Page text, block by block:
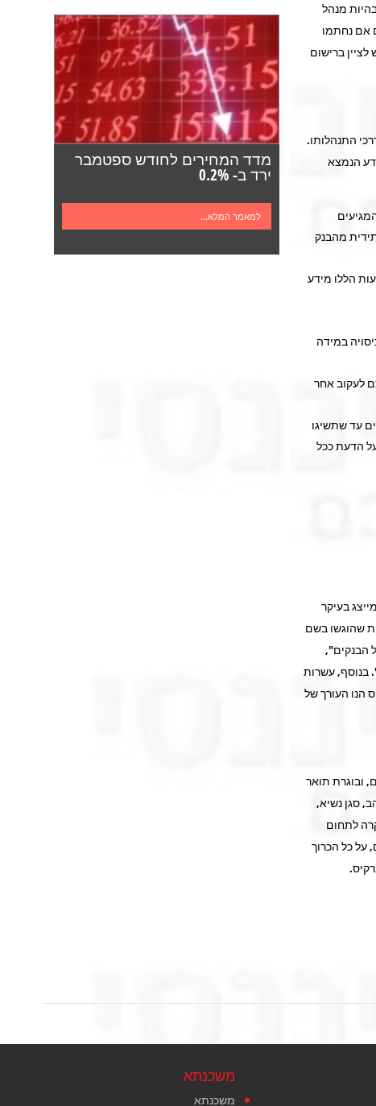
מדד המחירים לחודש ספטמבר
ירד ב- 0.2%
למאמר המלא...
מנהל
אם נחתמו
ברישום
התנהלותו.
הנמצא
מהבנק
הללו מידע
במידה
לעקוב אחר
עד שתשיגו
הדעת ככל
בעיקר
שהוגשו בשם
הבנקים",
בנוסף, עשרות
הנו העורך של
ובוגרת תואר
סגן נשיא,
לתחום
על כל הכרוך
משכנתא
משכנתא